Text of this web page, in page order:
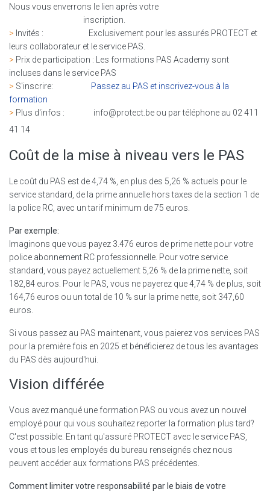
Nous vous enverrons le lien après votre
inscription.
> Invités : Exclusivement pour les assurés PROTECT et
leurs collaborateur et le service PAS.
> Prix de participation : Les formations PAS Academy sont
incluses dans le service PAS
> S'inscrire:
Passez au PAS et inscrivez-vous à la
formation
> Plus d'infos : info@protect.be ou par téléphone au 02 411
41 14
Coût de la mise à niveau vers le PAS
Le coût du PAS est de 4,74 %, en plus des 5,26 % actuels pour le
service standard, de la prime annuelle hors taxes de la section 1 de
la police RC, avec un tarif minimum de 75 euros.
Par exemple:
Imaginons que vous payez 3.476 euros de prime nette pour votre
police abonnement RC professionnelle. Pour votre service
standard, vous payez actuellement 5,26 % de la prime nette, soit
182,84 euros. Pour le PAS, vous ne payerez que 4,74 % de plus, soit
164,76 euros ou un total de 10 % sur la prime nette, soit 347,60
euros.
Si vous passez au PAS maintenant, vous paierez vos services PAS
pour la première fois en 2025 et bénéficierez de tous les avantages
du PAS dès aujourd'hui.
Vision différée
Vous avez manqué une formation PAS ou vous avez un nouvel
employé pour qui vous souhaitez reporter la formation plus tard?
C'est possible. En tant qu'assuré PROTECT avec le service PAS,
vous et tous les employés du bureau renseignés chez nous
peuvent accéder aux formations PAS précédentes.
Comment limiter votre responsabilité par le biais de votre